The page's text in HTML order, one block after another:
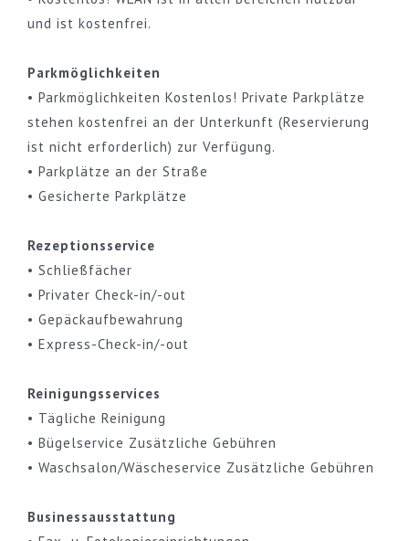
und ist kostenfrei.
Parkmöglichkeiten
• Parkmöglichkeiten Kostenlos! Private Parkplätze
stehen kostenfrei an der Unterkunft (Reservierung
ist nicht erforderlich) zur Verfügung.
• Parkplätze an der Straße
• Gesicherte Parkplätze
Rezeptionsservice
• Schließfächer
• Privater Check-in/-out
• Gepäckaufbewahrung
• Express-Check-in/-out
Reinigungsservices
• Tägliche Reinigung
• Bügelservice Zusätzliche Gebühren
• Waschsalon/Wäscheservice Zusätzliche Gebühren
Businessausstattung